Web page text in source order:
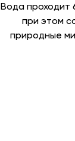
Вода проходит
при этом
природные